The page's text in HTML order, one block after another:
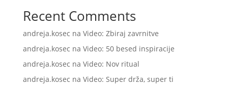
Recent Comments
andreja.kosec na Video: Zbiraj zavrnitve
andreja.kosec na Video: 50 besed inspiracije
andreja.kosec na Video: Nov ritual
andreja.kosec na Video: Super drža, super ti